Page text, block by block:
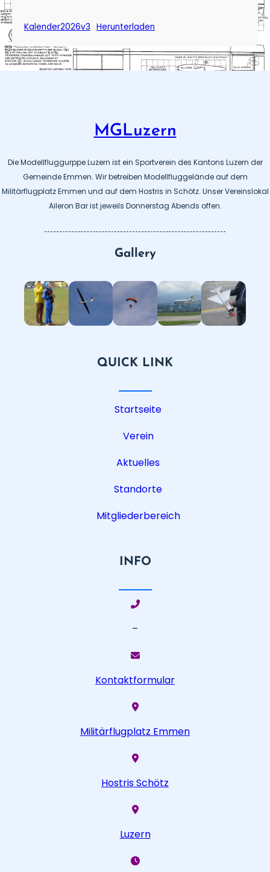
Kalender2026v3 Herunterladen
MGLuzern
QUICK LINK
Startseite
Verein
Aktuelles
Standorte
Mitgliederbereich
Die Modellfluggurppe Luzern ist ein Sportverein des Kantons Luzern der
Gemeinde Emmen. Wir betreiben Modellfluggelände auf dem
Militärflugplatz Emmen und auf dem Hostris in Schötz. Unser Vereinslokal
Aileron Bar ist jeweils Donnerstag Abends offen.
Gallery
INFO
–
Kontaktformular
Militärflugplatz Emmen
Hostris Schötz
Luzern